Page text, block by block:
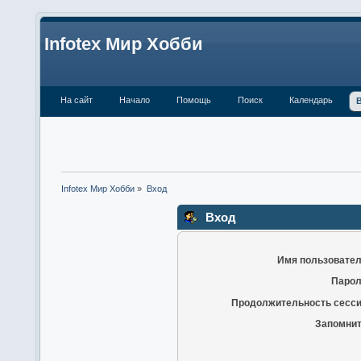
Infotex Мир Хобби
На сайт Начало Помощь Поиск Календарь
Infotex Мир Хобби » Вход
Вход
Имя
Продолжительность